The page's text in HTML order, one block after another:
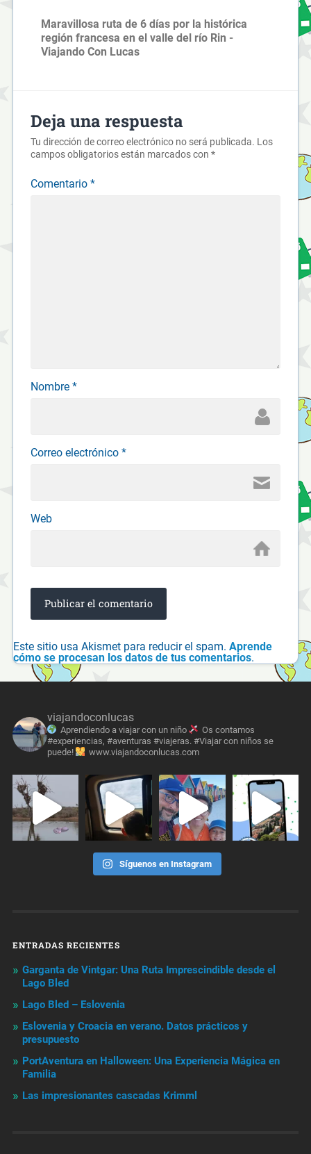
Maravillosa ruta de 6 días por la histórica
región francesa en el valle del río Rin -
Viajando Con Lucas
Deja una respuesta
Tu dirección de correo electrónico no será publicada. Los
campos obligatorios están marcados con *
Comentario *
Nombre *
Correo electrónico *
Web
Este sitio usa Akismet para reducir el spam. Aprende
cómo se procesan los datos de tus comentarios.
viajandoconlucas
Aprendiendo a viajar con un niño
Os contamos
#experiencias, #aventuras #viajeras. #Viajar con niños se
puede!
www.viajandoconlucas.com
Síguenos en Instagram
ENTRADAS RECIENTES
Garganta de Vintgar: Una Ruta Imprescindible desde el
Lago Bled
Lago Bled – Eslovenia
Eslovenia y Croacia en verano. Datos prácticos y
presupuesto
PortAventura en Halloween: Una Experiencia Mágica en
Familia
Las impresionantes cascadas Krimml